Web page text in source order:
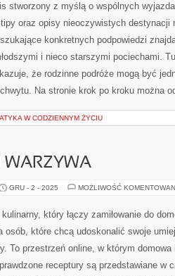
stworzony z myślą o wspólnych
oraz opisy nieoczywistych destynacji
konkretnych podpowiedzi
i nieco starszymi pociechami.
że rodzinne podróże mogą być
Na stronie krok po kroku można
W CODZIENNYM ŻYCIU
WARZYWA
GRU - 2 - 2025 MOŻLIWOŚĆ
który łączy zamiłowanie do
osób, które chcą udoskonalić swoje
To przestrzeń online, w którym
receptury są przedstawiane w